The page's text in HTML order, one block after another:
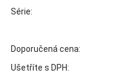
Série:
Doporučená cena:
Ušetříte s DPH: